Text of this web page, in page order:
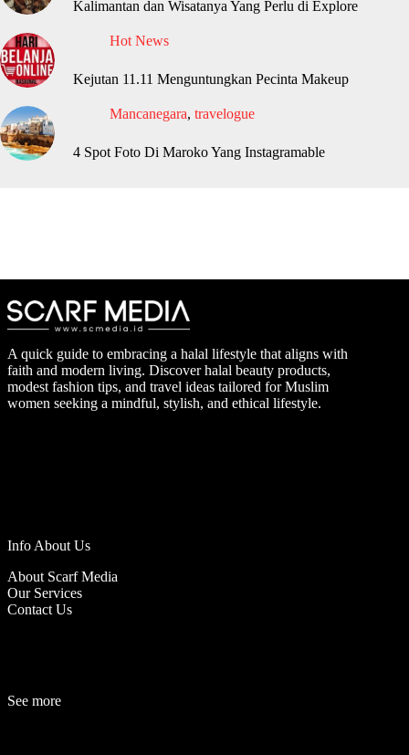
Kalimantan dan Wisatanya Yang Perlu di Explore
Hot News
Kejutan 11.11 Menguntungkan Pecinta Makeup
Mancanegara, travelogue
4 Spot Foto Di Maroko Yang Instagramable
A quick guide to embracing a halal lifestyle that aligns with
faith and modern living. Discover halal beauty products,
modest fashion tips, and travel ideas tailored for Muslim
women seeking a mindful, stylish, and ethical lifestyle.
Info About Us
About Scarf Media
Our Services
Contact Us
See more